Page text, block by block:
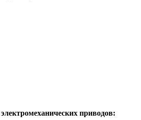
приводов: